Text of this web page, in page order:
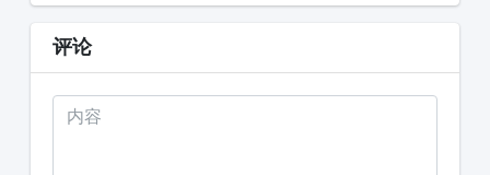
评论